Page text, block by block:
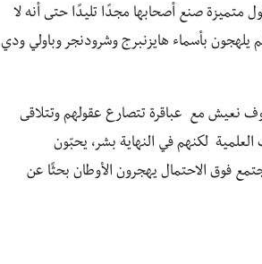
متميزة صنع أصحابها مجدًا تليدًا حتى أنه لا
يلهجون بأسماء هايزنبرج وشرودنجر وباولي ودي
مع عباقرة تتصارع عقولهم وتتلاقى
لكنهم في النهاية بشر، يحبّون
فوق الاحتمال يهجرون الأوطان بحثًا عن